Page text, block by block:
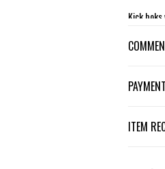
Kick
ITEM